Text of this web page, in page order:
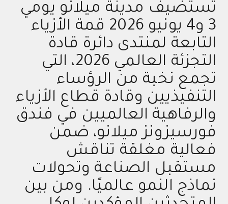
تستضيف مدينة ميلانو يومي
3 و4 يونيو 2026 قمة الأزياء
التابعة لمنتدى دائرة قادة
التجزئة العالمي 2026، التي
تجمع نخبة من الرؤساء
التنفيذيين وقادة قطاع الأزياء
والرفاهية العالميين في فندق
فورسيزونز ميلانو، ضمن
فعالية مغلقة تناقش
مستقبل الصناعة وتحولات
نماذج النمو عالميًا. ومن بين